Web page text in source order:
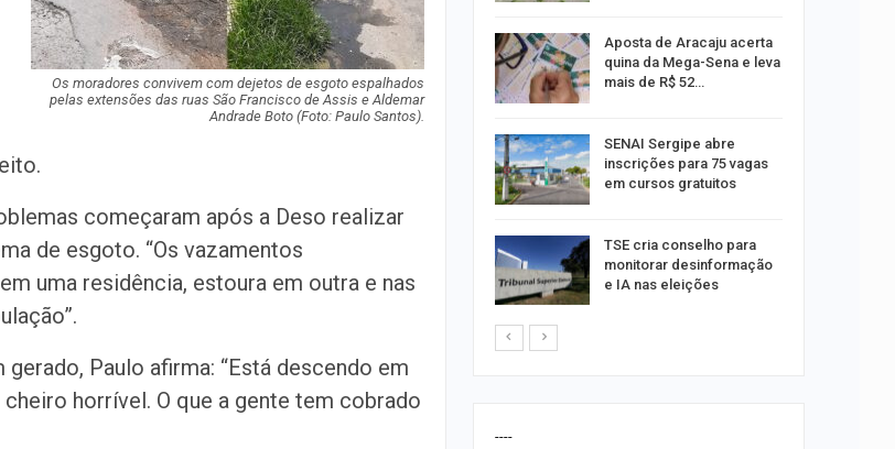
Os moradores convivem com dejetos de esgoto espalhados
pelas extensões das ruas São Francisco de Assis e Aldemar
Andrade Boto (Foto: Paulo Santos).
começaram após a Deso realizar
de esgoto. “Os vazamentos
uma residência, estoura em outra e nas
Paulo afirma: “Está descendo em
horrível. O que a gente tem cobrado
Homem Aranha: Um Novo
Dia
Sergipe terá possibilidade
fim de semana
Aposta de Aracaju acerta
quina da Mega-Sena e leva
mais de R$ 52…
SENAI Sergipe abre
inscrições para 75 vagas
em cursos gratuitos
TSE cria conselho para
monitorar desinformação
e IA nas eleições
----